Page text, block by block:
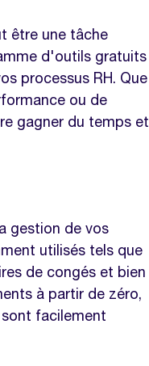
être une tâche
d'outils gratuits
processus RH. Que
ou de
gagner du temps et
gestion de vos
utilisés tels que
de congés et bien
à partir de zéro,
facilement